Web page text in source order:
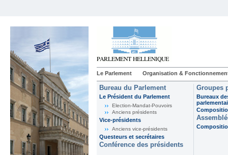
Le Parlement Organisation &
Bureau du Parlement
Le Président du Parlement
Election-Mandat-Pouvoirs
Anciens présidents
Vice-présidents
Anciens vice-présidents
Questeurs et secrétaires
Conférence des présidents
Groupes
Bureaux